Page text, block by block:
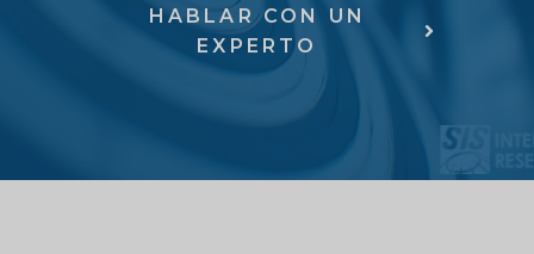
HABLAR CON UN
EXPERTO